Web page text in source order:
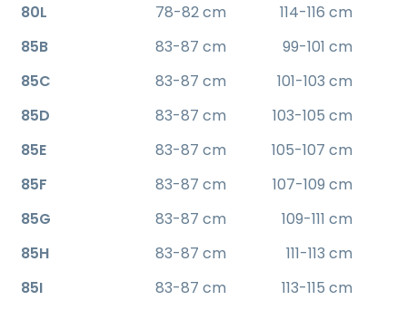
80L
78-82 cm
114-116 cm
85B
83-87 cm
99-101 cm
85C
83-87 cm
101-103 cm
85D
83-87 cm
103-105 cm
85E
83-87 cm
105-107 cm
85F
83-87 cm
107-109 cm
85G
83-87 cm
109-111 cm
85H
83-87 cm
111-113 cm
85I
83-87 cm
113-115 cm